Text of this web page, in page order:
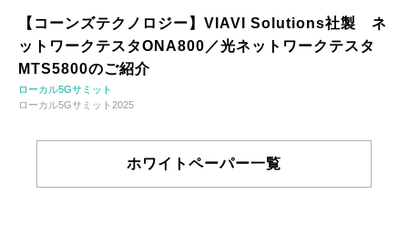
【コーンズテクノロジー】VIAVI Solutions社製 ネ
ットワークテスタONA800／光ネットワークテスタ
MTS5800のご紹介
ローカル5Gサミット
ローカル5Gサミット2025
ホワイトペーパー一覧